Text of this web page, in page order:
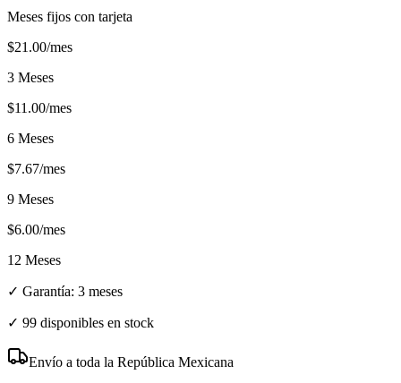
Meses fijos con tarjeta
$21.00/mes
3 Meses
$11.00/mes
6 Meses
$7.67/mes
9 Meses
$6.00/mes
12 Meses
✓ Garantía: 3 meses
✓ 99 disponibles en stock
Envío a toda la República Mexicana